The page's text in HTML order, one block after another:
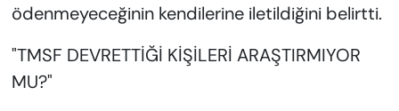
ödenmeyeceğinin kendilerine iletildiğini belirtti.
"TMSF DEVRETTİĞİ KİŞİLERİ ARAŞTIRMIYOR
MU?"